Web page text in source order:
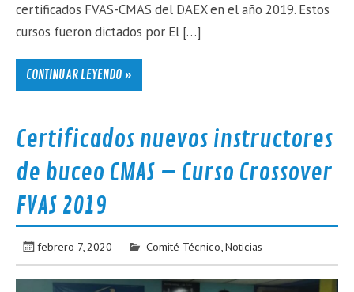
certificados FVAS-CMAS del DAEX en el año 2019. Estos
cursos fueron dictados por El […]
CONTINUAR LEYENDO »
Certificados nuevos instructores
de buceo CMAS – Curso Crossover
FVAS 2019
febrero 7, 2020 Comité Técnico,Noticias